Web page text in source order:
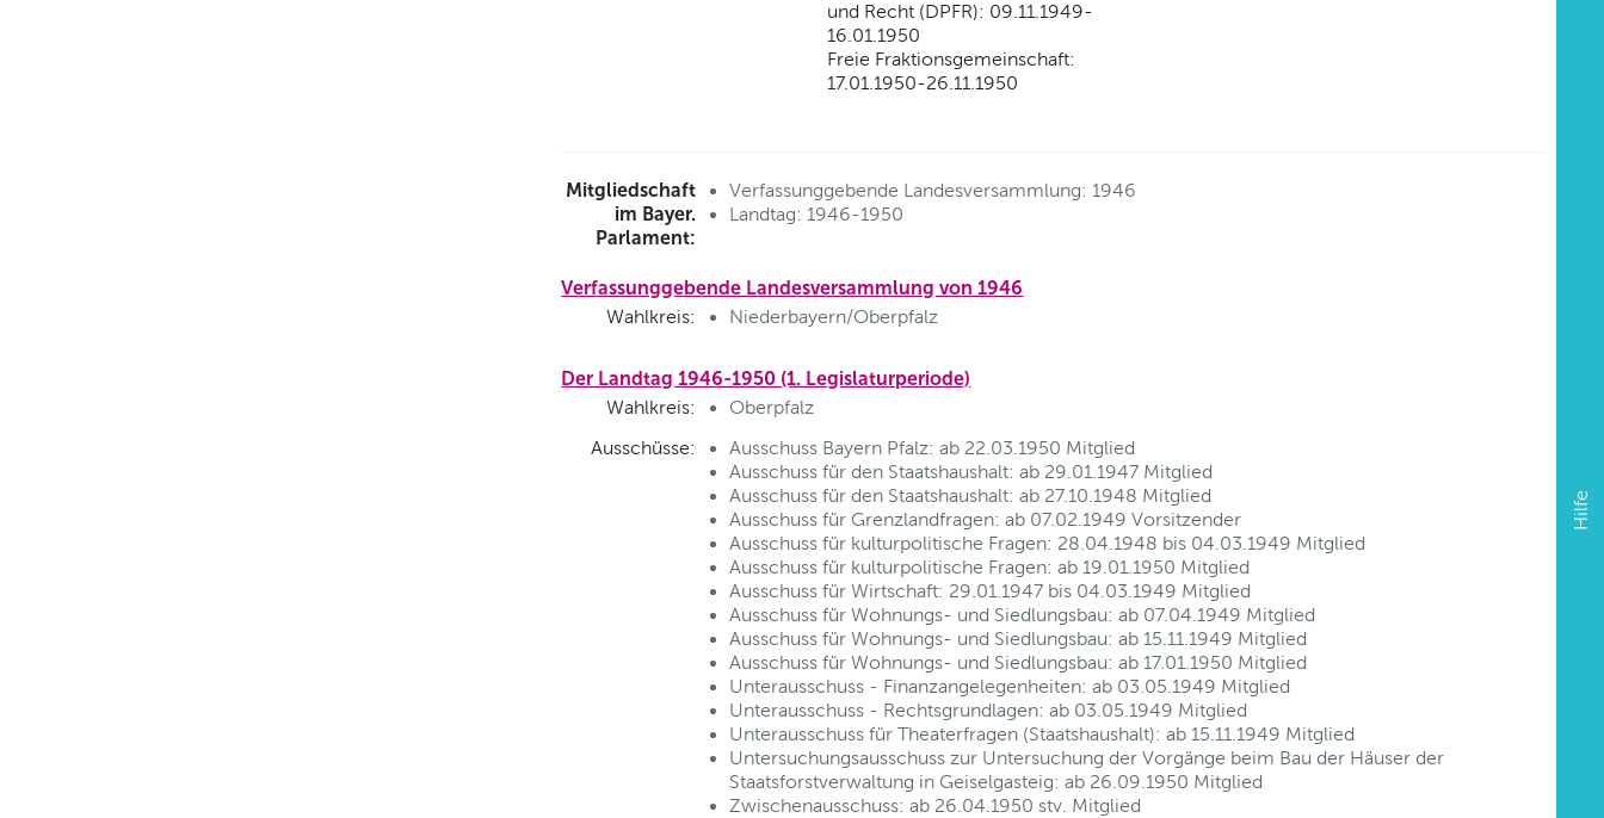
Hilfe
und Recht (DPFR): 09.11.1949-
16.01.1950
Freie Fraktionsgemeinschaft:
17.01.1950-26.11.1950
Mitgliedschaft
im Bayer.
Parlament:
Verfassunggebende Landesversammlung: 1946
Landtag: 1946-1950
Verfassunggebende Landesversammlung von 1946
Wahlkreis: Niederbayern/Oberpfalz
Der Landtag 1946-1950 (1. Legislaturperiode)
Wahlkreis:
Oberpfalz
Ausschüsse:
Ausschuss Bayern Pfalz: ab 22.03.1950 Mitglied
Ausschuss für den Staatshaushalt: ab 29.01.1947 Mitglied
Ausschuss für den Staatshaushalt: ab 27.10.1948 Mitglied
Ausschuss für Grenzlandfragen: ab 07.02.1949 Vorsitzender
Ausschuss für kulturpolitische Fragen: 28.04.1948 bis 04.03.1949 Mitglied
Ausschuss für kulturpolitische Fragen: ab 19.01.1950 Mitglied
Ausschuss für Wirtschaft: 29.01.1947 bis 04.03.1949 Mitglied
Ausschuss für Wohnungs- und Siedlungsbau: ab 07.04.1949 Mitglied
Ausschuss für Wohnungs- und Siedlungsbau: ab 15.11.1949 Mitglied
Ausschuss für Wohnungs- und Siedlungsbau: ab 17.01.1950 Mitglied
Unterausschuss - Finanzangelegenheiten: ab 03.05.1949 Mitglied
Unterausschuss - Rechtsgrundlagen: ab 03.05.1949 Mitglied
Unterausschuss für Theaterfragen (Staatshaushalt): ab 15.11.1949 Mitglied
Untersuchungsausschuss zur Untersuchung der Vorgänge beim Bau der Häuser der
Staatsforstverwaltung in Geiselgasteig: ab 26.09.1950 Mitglied
Zwischenausschuss: ab 26.04.1950 stv. Mitglied